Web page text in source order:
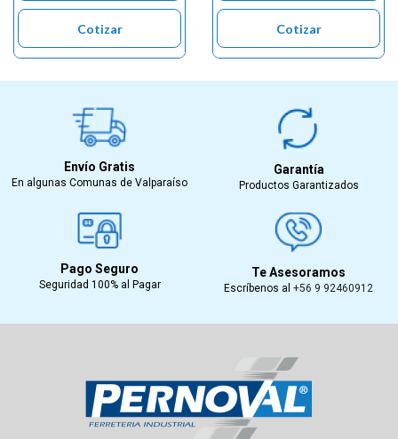
Cotizar Cotizar
Envío Gratis
En algunas Comunas de Valparaíso
Garantía
Productos Garantizados
Pago Seguro
Seguridad 100% al Pagar
Te Asesoramos
Escríbenos al +56 9 92460912